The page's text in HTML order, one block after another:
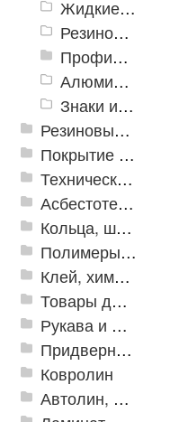
Жидкие противоскользящие средства
Резиновый профиль с алюминиевой вставкой «NoSlip»
Профили закладные
Алюминиевый профиль для ленты
Знаки из полистирола для разметки пола
Резиновые и ПВХ дорожки
Покрытие из резиновой крошки
Техническая резина
Асбестотехнические и теплоизоляционные материалы
Кольца, шайбы, манжеты
Полимеры и пластики
Клей, химия, сопутствующие товары
Товары для дома
Рукава и шланги промышленные
Придверные решетки
Ковролин
Автолин, Транслин, Линолеум